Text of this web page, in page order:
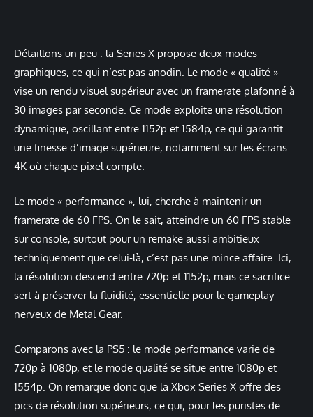
Détaillons un peu : la Series X propose deux modes
graphiques, ce qui n’est pas anodin. Le mode « qualité »
vise un rendu visuel supérieur avec un framerate plafonné à
30 images par seconde. Ce mode exploite une résolution
dynamique, oscillant entre 1152p et 1584p, ce qui garantit
une finesse d’image supérieure, notamment sur les écrans
4K où chaque pixel compte.
Le mode « performance », lui, cherche à maintenir un
framerate de 60 FPS. On le sait, atteindre un 60 FPS stable
sur console, surtout pour un remake aussi ambitieux
techniquement que celui-là, c’est pas une mince affaire. Ici,
la résolution descend entre 720p et 1152p, mais ce sacrifice
sert à préserver la fluidité, essentielle pour le gameplay
nerveux de Metal Gear.
Comparons avec la PS5 : le mode performance varie de
720p à 1080p, et le mode qualité se situe entre 1080p et
1554p. On remarque donc que la Xbox Series X offre des
pics de résolution supérieurs, ce qui, pour les puristes de